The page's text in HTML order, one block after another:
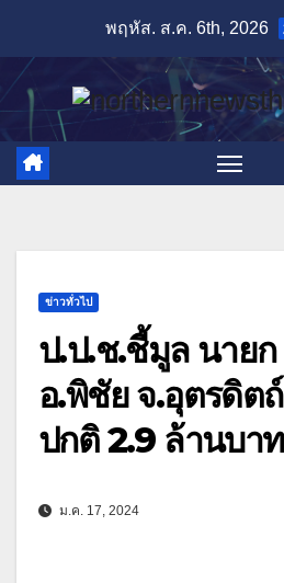
content
พฤหัส. ส.ค. 6th, 2026
ข่าวทั่วไป
ป.ป.ช.ชี้มูล นายก
อ.พิชัย จ.อุตรดิต
ปกติ 2.9 ล้านบาท
ม.ค. 17, 2024